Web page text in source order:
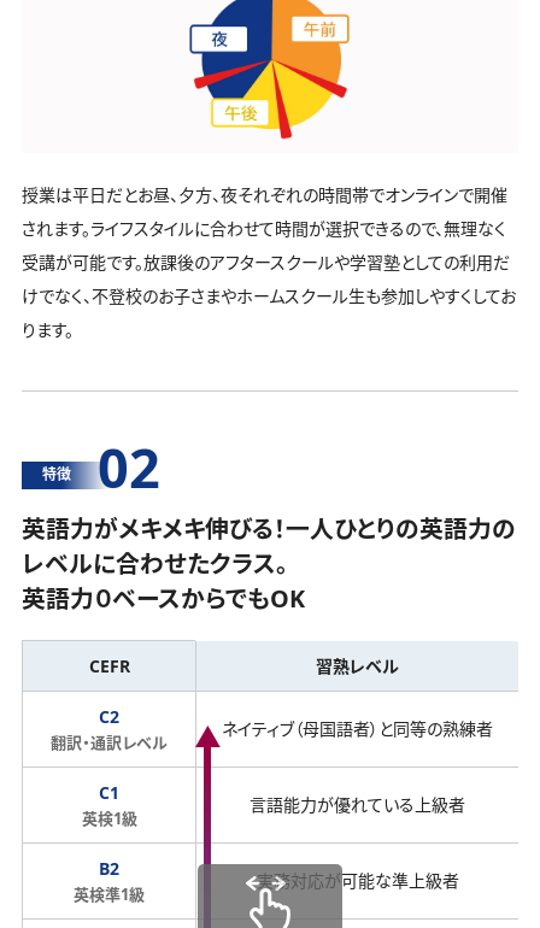
授業は平日だとお昼、夕方、夜それぞれの時間帯でオンラインで開催
されます。ライフスタイルに合わせて時間が選択できるので、無理なく
受講が可能です。放課後のアフタースクールや学習塾としての利用だ
けでなく、不登校のお子さまやホームスクール生も参加しやすくしてお
ります。
特徴 02
英語力がメキメキ伸びる！一人ひとりの英語力の
レベルに合わせたクラス。
英語力０ベースからでもOK
CEFR 習熟レベル
C2
翻訳・通訳レベル
ネイティブ（母国語者）と同等の熟練者
C1
英検1級
言語能力が優れている上級者
B2
英検準1級
実務対応が可能な準上級者